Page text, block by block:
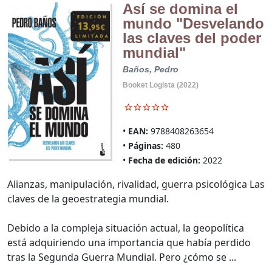
Así se domina el
mundo "Desvelando
las claves del poder
mundial"
Baños, Pedro
Booket Logista (2022)
EAN: 9788408263654
Páginas: 480
Fecha de edición: 2022
Alianzas, manipulación, rivalidad, guerra psicológica Las
claves de la geoestrategia mundial.
Debido a la compleja situación actual, la geopolítica
está adquiriendo una importancia que había perdido
tras la Segunda Guerra Mundial. Pero ¿cómo se ...